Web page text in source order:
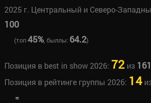
2025 г. Центральный и Северо-
100
(топ45%, быллы: 64.2)
Позиция в best in show 2026: 72из 161
Позиция в рейтинге группы 2026: 14
=